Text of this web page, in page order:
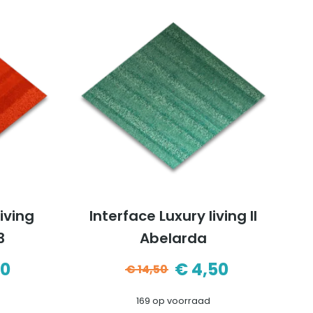
Interface Luxury living II
Abelarda
€14,50
Oorspronkelijke
€4,50
Huidige
169 op voorraad